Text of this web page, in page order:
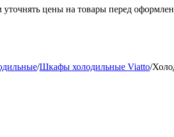
уточнять цены на товары перед
/Шкафы холодильные Viatto/